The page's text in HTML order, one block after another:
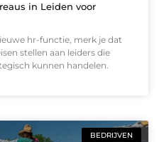
in Leiden voor
hr-functie, merk je dat
stellen aan leiders die
kunnen handelen.
BEDRIJVEN